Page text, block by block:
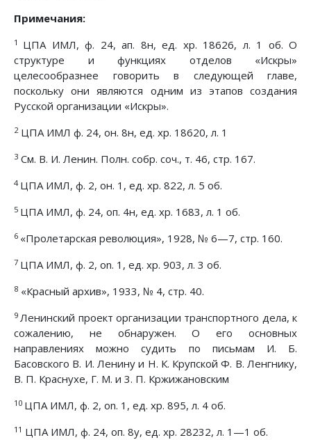
Примечания:
1 ЦПА ИМЛ, ф. 24, ап. 8н, ед. хр. 18626, л. 1 об. О
структуре и функциях отделов «Искры»
целесообразнее говорить в следующей главе,
поскольку они являются одним из этапов создания
Русской организации «Искры».
2ЦПА ИМЛ ф. 24, он. 8н, ед. хр. 18620, л. 1
3 См. В. И. Ленин. Полн. собр. соч., т. 46, стр. 167.
4 ЦПА ИМЛ, ф. 2, он. 1, ед. хр. 822, л. 5 об.
5 ЦПА ИМЛ, ф. 24, оп. 4н, ед. хр. 1683, л. 1 об.
6 «Пролетарская революция», 1928, № 6—7, стр. 160.
7 ЦПА ИМЛ, ф. 2, on. 1, ед. хр. 903, л. 3 об.
8 «Красный архив», 1933, № 4, стр. 40.
9 Ленинский проект организации транспортного дела, к
сожалению, не обнаружен. О его основных
направлениях можно судить по письмам И. Б.
Басовского В. И. Ленину и Н. К. Крупской Ф. В. Ленгнику,
В. П. Краснухе, Г. М. и 3. П. Кржижановским
10 ЦПА ИМЛ, ф. 2, on. 1, ед. хр. 895, л. 4 об.
11 ЦПА ИМЛ, ф. 24, оп. 8у, ед. хр. 28232, л. 1—1 об.